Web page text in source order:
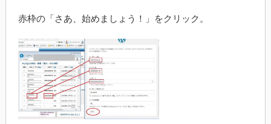
赤枠の「さあ、始めましょう！」をクリック。